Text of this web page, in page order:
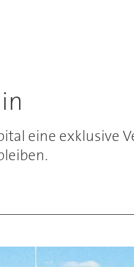
eine exklusive